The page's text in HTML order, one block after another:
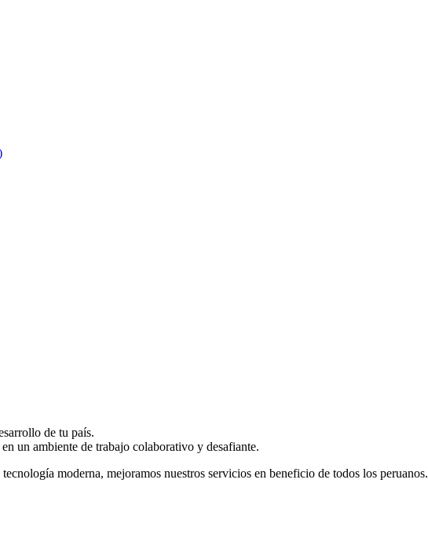
de tu país.
un ambiente de trabajo colaborativo y desafiante.
moderna, mejoramos nuestros servicios en beneficio de todos los peruanos.